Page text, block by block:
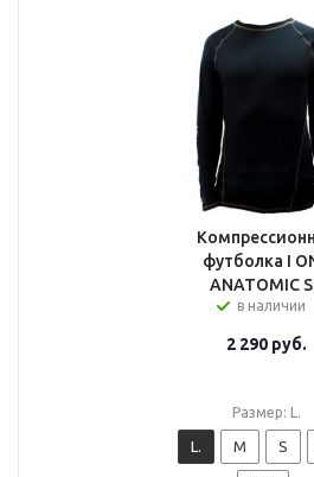
футболка I
ANATOMIC
в наличии
2 290руб.
Размер: L.
L. M S